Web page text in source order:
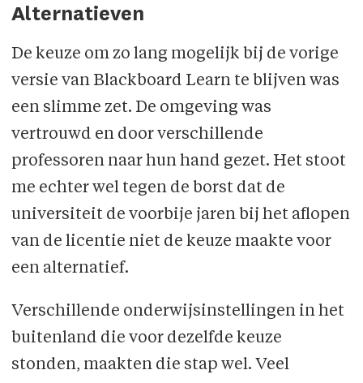
Alternatieven
De keuze om zo lang mogelijk bij de vorige
versie van Blackboard Learn te blijven was
een slimme zet. De omgeving was
vertrouwd en door verschillende
professoren naar hun hand gezet. Het stoot
me echter wel tegen de borst dat de
universiteit de voorbije jaren bij het aflopen
van de licentie niet de keuze maakte voor
een alternatief.
Verschillende onderwijsinstellingen in het
buitenland die voor dezelfde keuze
stonden, maakten die stap wel. Veel